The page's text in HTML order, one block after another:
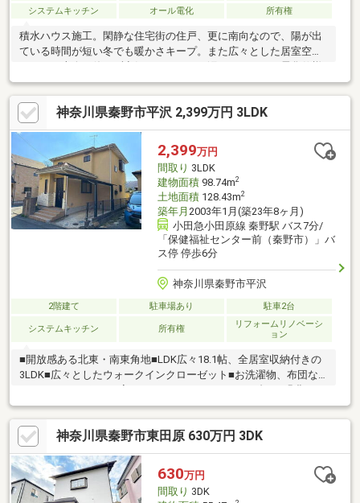
システムキッチン
オール電化 所有権
積水ハウス施工。閑静な住宅街の住戸、更に南向なので、陽が出
ている時間が短い冬でも暖かさキープ。また広々とした居室空間
は、スマートでらくちんなライフスタイルが魅力。ちなみに食後
お皿を下げるのもスムーズなカウンターキッチンです。家族とい
うコミュニティを支える４ＬＤＫ。是非見学にお越しください。
神奈川県秦野市平沢 2,399万円 3LDK
2,399万円
間取り 3LDK
建物面積98.74m2
土地面積128.43m2
築年月 2003年1月(築23年8ヶ月)
小田急小田原線 秦野駅 バス7分/
「保健福祉センター前（秦野市）」バ
ス停 停歩6分
神奈川県秦野市平沢
2階建て 駐車場あり 駐車2台
システムキッチン 所有権
リフォームリノベーシ
ョン
■開放感ある北東・南東角地■LDK広々18.1帖、全居室収納付きの
3LDK■広々としたウォークインクローゼット■お洗濯物、布団な
どがたくさん干せるL字バルコニー■カースペース2台可■緑豊かで
閑静な住宅地■家族とコミュニケーションが取りやすい対面キッ
チン【リフォーム内容】～2026年5月末完了予定～■外壁屋根塗
装 ■庭木剪定 ■駐車場＋ポーチ高圧浄水 ■全室クロス張替え■
キッチン交換 ■ユニットバス交換 ■洗面台交換 ■トイレ交
換 ■照明交換■フローリング上張り ■建具交換 ■クッションフ
ロア張替え ■玄関鍵交換■ハウスクリーニング ■間取り変更
神奈川県秦野市東田原 630万円 3DK
630万円
間取り 3DK